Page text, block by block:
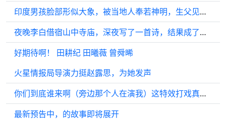
印度男孩脸部形似大象，被当地人奉若神明，生父见了也要下跪
夜晚李白借宿山中寺庙，深夜写了一首诗，结果成了千古名篇
好期待啊！ 田耕纪 田曦薇 曾舜晞
火星情报局导演力挺赵露思，为她发声
你们到底谁来啊（旁边那个人在演我）这特效打戏真是让人目不暇接…
最新预告中，的故事即将展开